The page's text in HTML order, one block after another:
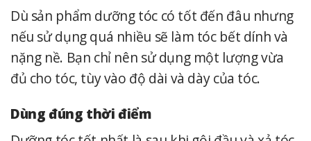
Dù sản phẩm dưỡng tóc có tốt đến đâu nhưng
nếu sử dụng quá nhiều sẽ làm tóc bết dính và
nặng nề. Bạn chỉ nên sử dụng một lượng vừa
đủ cho tóc, tùy vào độ dài và dày của tóc.
Dùng đúng thời điểm